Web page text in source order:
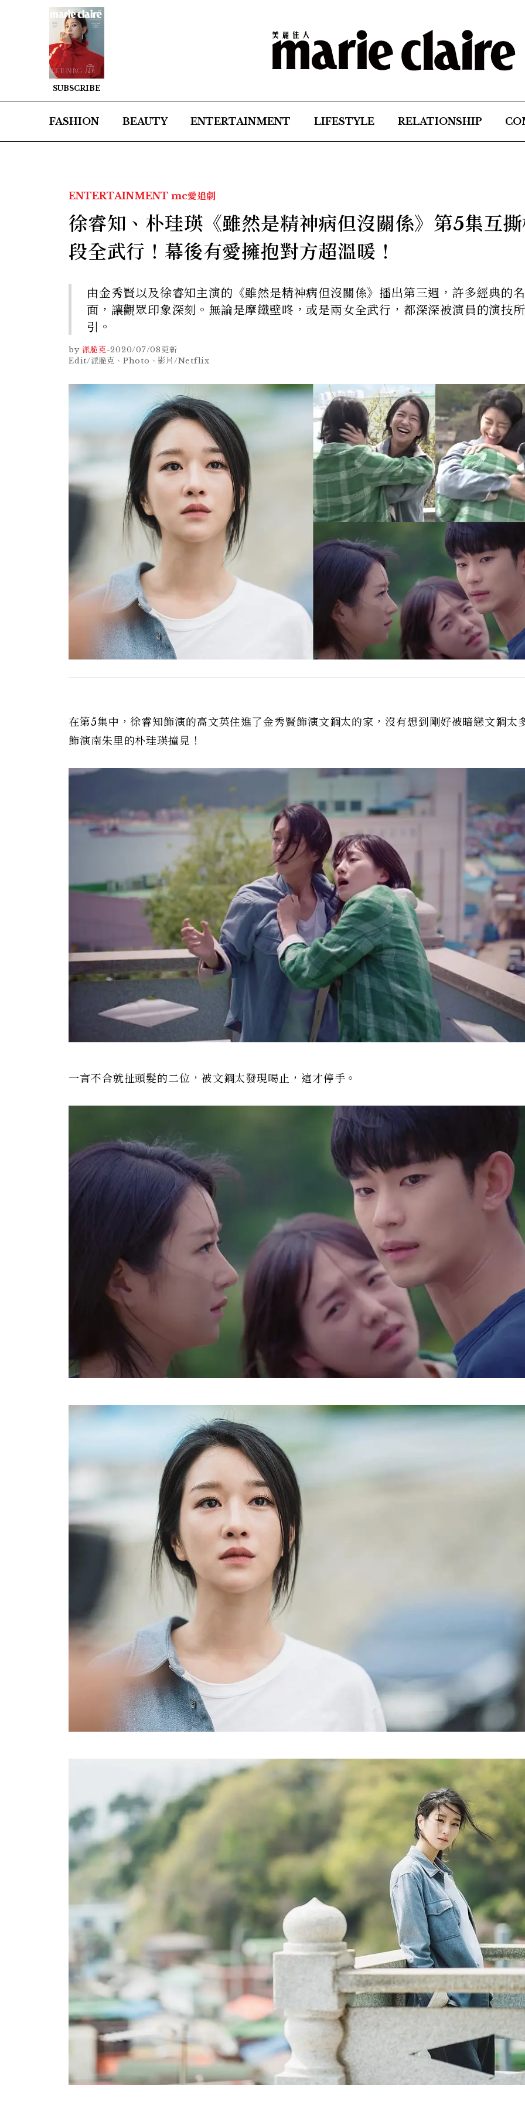
SUBSCRIBE
FASHION BEAUTY ENTERTAINMENT LIFESTYLE RELATIONSHIP
ENTERTAINMENT mc愛追劇
徐睿知、朴珪瑛《雖然是精神病但沒關係》第5集互
段全武行！幕後有愛擁抱對方超溫暖！
由金秀賢以及徐睿知主演的《雖然是精神病但沒關係》播出第三週，許多經典的
面，讓觀眾印象深刻。無論是摩鐵壁咚，或是兩女全武行，都深深被演員的演技
引。
by 派脆克-2020/07/08更新
Edit/派脆克、Photo、影片/Netflix
在第5集中，徐睿知飾演的高文英住進了金秀賢飾演文鋼太的家，沒有想到剛好被暗戀文鋼太
飾演南朱里的朴珪瑛撞見！
一言不合就扯頭髮的二位，被文鋼太發現喝止，這才停手。